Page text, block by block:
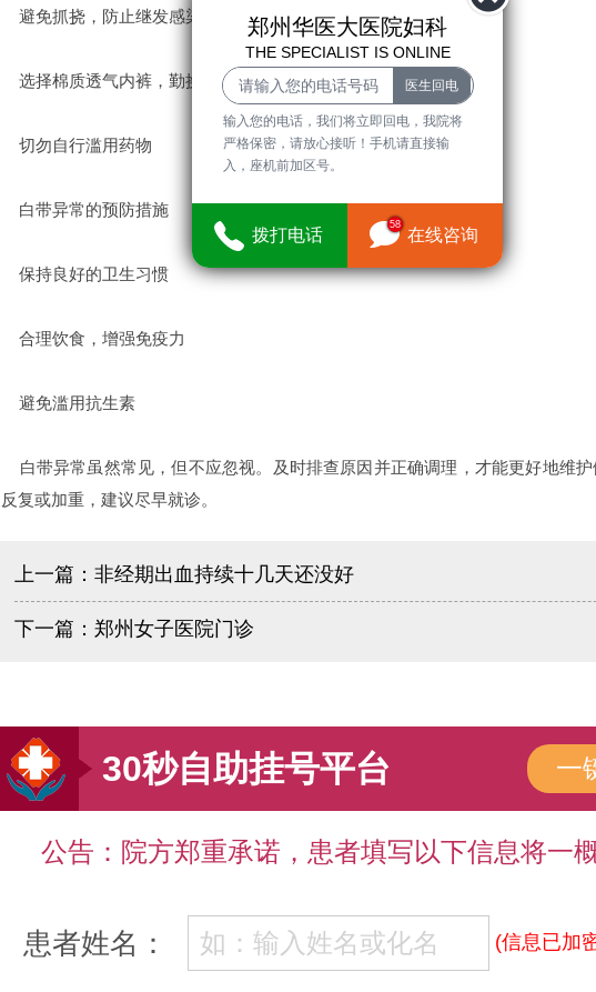
避免抓挠，防止继发感染
选择棉质透气内裤，勤换洗
切勿自行滥用药物
白带异常的预防措施
保持良好的卫生习惯
合理饮食，增强免疫力
避免滥用抗生素
白带异常虽然常见，但不应忽视。及时排查原因并正确调理，才能更好地维护
反复或加重，建议尽早就诊。
上一篇： 非经期出血持续十几天还没好
下一篇： 郑州女子医院门诊
30秒自助挂号平台 一
公告：院方郑重承诺，患者填写以下信息将一
患者姓名： (信息已加
郑州华医大医院妇科
THE SPECIALIST IS ONLINE
输入您的电话，我们将立即回电，我院将
严格保密，请放心接听！手机请直接输
入，座机前加区号。
拨打电话
58
在线咨询